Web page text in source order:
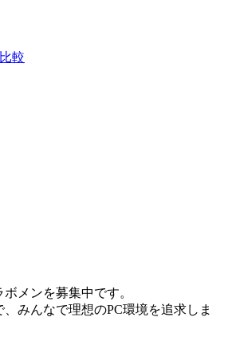
較
ボメンを募集中です。
みんなで理想のPC環境を追求しま